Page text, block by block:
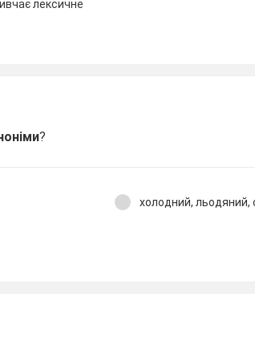
лексичне
?
холодний, льодяний,